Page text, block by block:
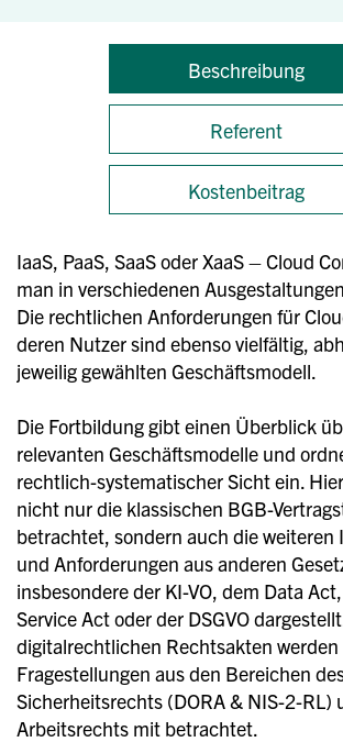
Beschreibung
Referent
Kostenbeitrag
IaaS, PaaS, SaaS oder XaaS – Cloud
man in verschiedenen
Die rechtlichen Anforderungen für
deren Nutzer sind ebenso vielfältig,
jeweilig gewählten Geschäftsmodell.
Die Fortbildung gibt einen Überblick
relevanten Geschäftsmodelle und
rechtlich-systematischer Sicht ein.
nicht nur die klassischen BGB-
betrachtet, sondern auch die weiteren
und Anforderungen aus anderen
insbesondere der KI-VO, dem Data
Service Act oder der DSGVO
digitalrechtlichen Rechtsakten werden
Fragestellungen aus den Bereichen
Sicherheitsrechts (DORA & NIS-2-RL)
Arbeitsrechts mit betrachtet.